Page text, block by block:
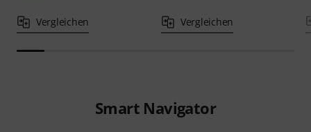
Vergleichen Vergleichen
Smart Navigator